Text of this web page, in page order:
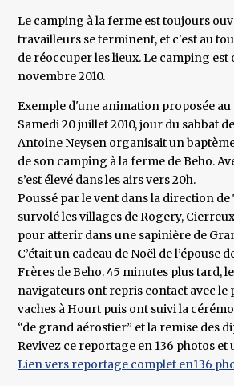
Le camping à la ferme est toujours
travailleurs se terminent, et c'est au
de réoccuper les lieux. Le camping est
novembre 2010.
Exemple d'une animation proposée
Samedi 20 juillet 2010, jour du sabbat
Antoine Neysen organisait un
de son camping à la ferme de Beho.
s’est élevé dans les airs vers 20h.
Poussé par le vent dans la direction
survolé les villages de Rogery,
pour atterir dans une sapinière de
C’était un cadeau de Noël de l’épouse
Frères de Beho. 45 minutes plus tard,
navigateurs ont repris contact avec le
vaches à Hourt puis ont suivi la
“de grand aérostier” et la remise des
Revivez ce reportage en 136 photos et
Lien vers reportage complet en136